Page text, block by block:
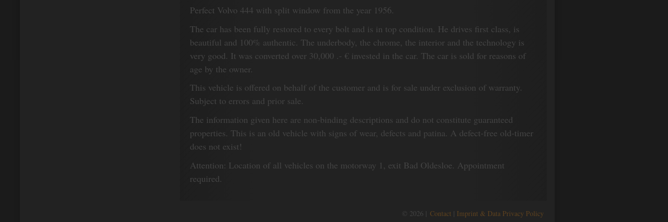
Perfect Volvo 444 with split window from the year 1956.
The car has been fully restored to every bolt and is in top condition. He drives first class, is
beautiful and 100% authentic. The underbody, the chrome, the interior and the technology is
very good. It was converted over 30,000 .- € invested in the car. The car is sold for reasons of
age by the owner.
This vehicle is offered on behalf of the customer and is for sale under exclusion of warranty.
Subject to errors and prior sale.
The information given here are non-binding descriptions and do not constitute guaranteed
properties. This is an old vehicle with signs of wear, defects and patina. A defect-free old-timer
does not exist!
Attention: Location of all vehicles on the motorway 1, exit Bad Oldesloe. Appointment
required.
© 2026 | Contact Imprint & Data Privacy Policy